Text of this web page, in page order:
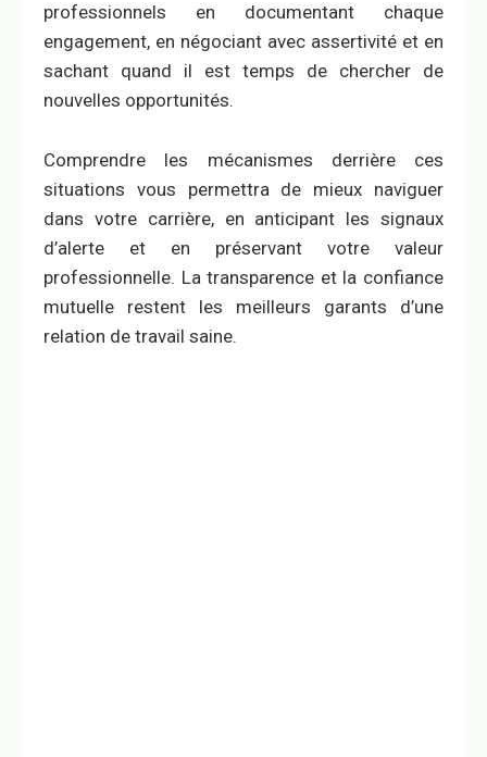
professionnels en documentant chaque
engagement, en négociant avec assertivité et en
sachant quand il est temps de chercher de
nouvelles opportunités.
Comprendre les mécanismes derrière ces
situations vous permettra de mieux naviguer
dans votre carrière, en anticipant les signaux
d’alerte et en préservant votre valeur
professionnelle. La transparence et la confiance
mutuelle restent les meilleurs garants d’une
relation de travail saine.